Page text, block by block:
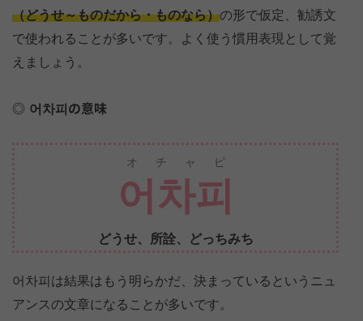
（どうせ～ものだから・ものなら）の形で仮定、勧誘文
で使われることが多いです。よく使う慣用表現として覚
えましょう。
어차피の意味
어차피
オチャピ
どうせ、所詮、どっちみち
어차피は結果はもう明らかだ、決まっているというニュ
アンスの文章になることが多いです。